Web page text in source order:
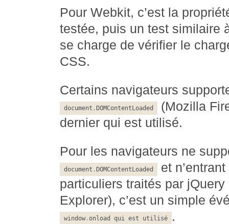
Pour Webkit, c’est la
testée, puis un test similaire
se charge de vérifier le
CSS.
Certains navigateurs
document . DOMContentLoaded
(Mozilla
dernier qui est utilisé.
Pour les navigateurs ne
document . DOMContentLoaded
et
particuliers traités par
Explorer), c’est un simple
window .onload qui est utilisé .